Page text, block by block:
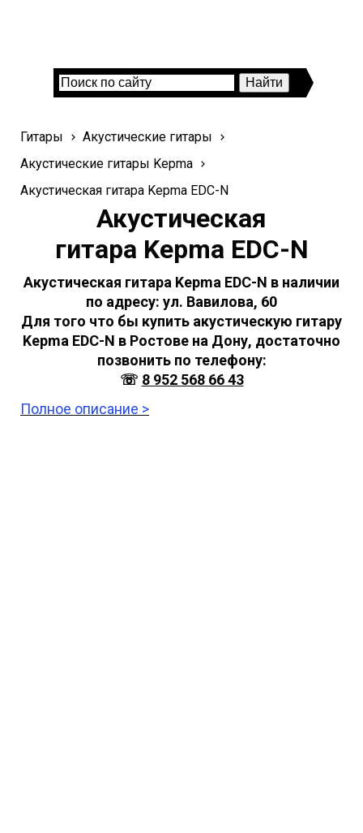
Гитары
Акустические гитары
Акустические гитары Kepma
Акустическая гитара Kepma EDC-N
Акустическая
гитара Kepma EDC-N
Акустическая гитара Kepma EDC-N в наличии
по адресу: ул. Вавилова, 60
Для того что бы купить акустическую гитару
Kepma EDC-N в Ростове на Дону, достаточно
позвонить по телефону:
☏ 8 952 568 66 43
Полное описание >